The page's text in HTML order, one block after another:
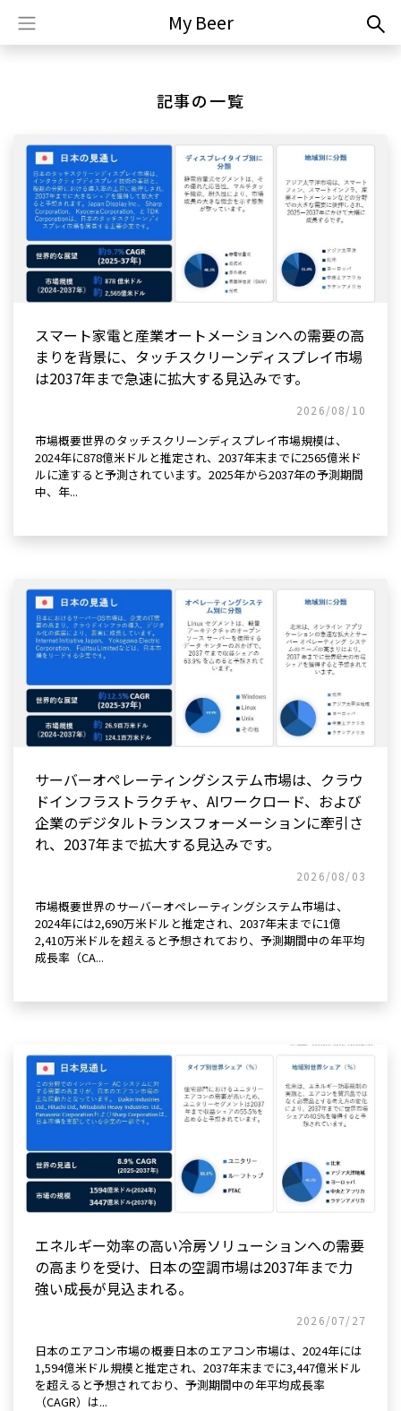
My Beer
記事の一覧
スマート家電と産業オートメーションへの需要の高
まりを背景に、タッチスクリーンディスプレイ市場
は2037年まで急速に拡大する見込みです。
2026/08/10
市場概要世界のタッチスクリーンディスプレイ市場規模は、
2024年に878億米ドルと推定され、2037年末までに2565億米ド
ルに達すると予測されています。2025年から2037年の予測期間
中、年...
サーバーオペレーティングシステム市場は、クラウ
ドインフラストラクチャ、AIワークロード、および
企業のデジタルトランスフォーメーションに牽引さ
れ、2037年まで拡大する見込みです。
2026/08/03
市場概要世界のサーバーオペレーティングシステム市場は、
2024年には2,690万米ドルと推定され、2037年末までに1億
2,410万米ドルを超えると予想されており、予測期間中の年平均
成長率（CA...
エネルギー効率の高い冷房ソリューションへの需要
の高まりを受け、日本の空調市場は2037年まで力
強い成長が見込まれる。
2026/07/27
日本のエアコン市場の概要日本のエアコン市場は、2024年には
1,594億米ドル規模と推定され、2037年末までに3,447億米ドル
を超えると予想されており、予測期間中の年平均成長率
（CAGR）は...